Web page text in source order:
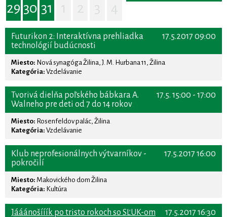
29 30 31
17.5.2017 09:00
Futurikon 2: Interaktívna prehliadka
technológií budúcnosti
Miesto: Nová synagóga Žilina, J. M. Hurbana 11, Žilina
Kategória: Vzdelávanie
17.5. 15:00 - 17:00
Tvorivá dielňa poľského bábkara A.
Walneho pre deti od 7 do 14 rokov
Miesto: Rosenfeldov palác, Žilina
Kategória: Vzdelávanie
17.5.2017 16:00
Klub neprofesionálnych výtvarníkov -
pokročilí
Miesto: Makovického dom Žilina
Kategória: Kultúra
17.5.2017 16:30
Jááánošííík po tristo rokoch so SĽUK-om